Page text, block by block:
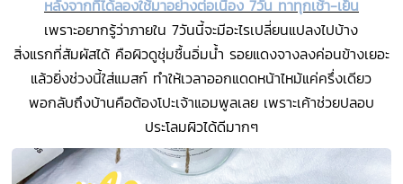
หลังจากที่ได้ลองใช้มาอย่างต่อเนื่อง 7วัน ทาทุกเช้า-เย็น
เพราะอยากรู้ว่าภายใน 7วันนี้จะมีอะไรเปลี่ยนแปลงไปบ้าง
สิ่งแรกที่สัมผัสได้ คือผิวดูชุ่มชื้นอิ่มน้ำ รอยแดงจางลงค่อนข้างเยอะ
แล้วยิ่งช่วงนี้ใส่แมสก์ ทำให้เวลาออกแดดหน้าไหม้แค่ครึ่งเดียว
พอกลับถึงบ้านคือต้องโปะเจ้าแอมพูลเลย เพราะเค้าช่วยปลอบ
ประโลมผิวได้ดีมากๆ